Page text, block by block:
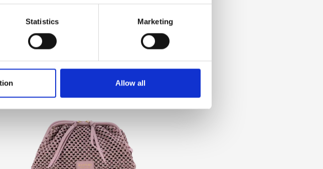
Statistics Marketing
Allow all